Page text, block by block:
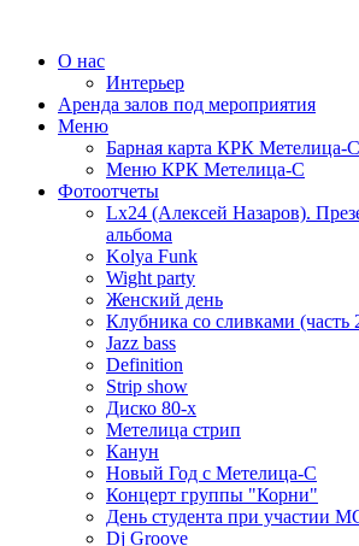
О нас
Интерьер
Аренда залов под мероприятия
Меню
Барная карта КРК Метелица-С
Меню КРК Метелица-С
Фотоотчеты
Lx24 (Алексей Назаров).
альбома
Kolya Funk
Wight party
Женский день
Клубника со сливками (часть
Jazz bass
Definition
Strip show
Диско 80-х
Метелица стрип
Канун
Новый Год с Метелица-С
Концерт группы "Корни"
День студента при участии
Dj Groove